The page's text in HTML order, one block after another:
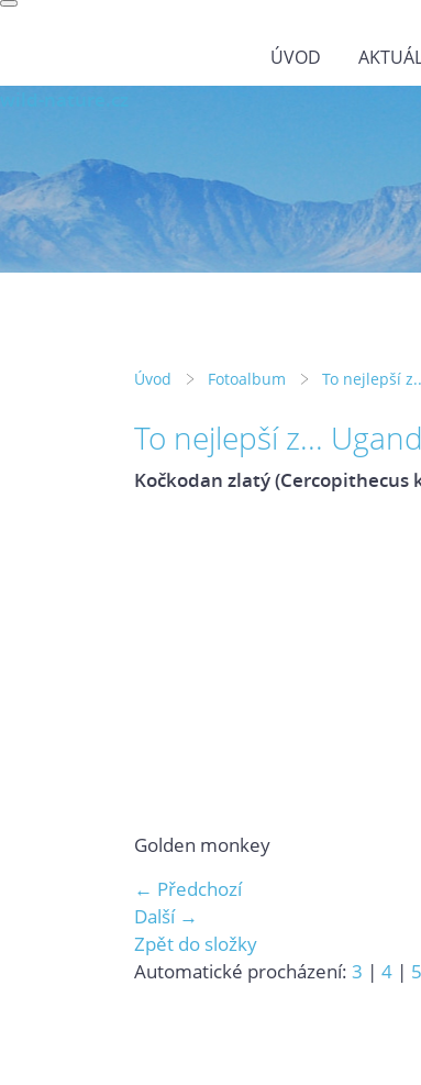
ÚVOD
Úvod Fotoalbum To nejlepší
To nejlepší z...
Kočkodan zlatý (Cercopithecus
Golden monkey
← Předchozí
Další →
Zpět do složky
Automatické procházení: 3 | 4 | 5